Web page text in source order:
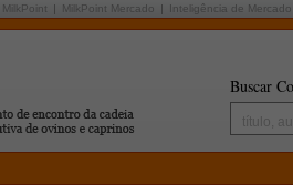
MilkPoint MilkPoint Mercado Inteligência de Mercado
Buscar